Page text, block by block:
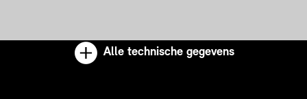
Alle technische gegevens